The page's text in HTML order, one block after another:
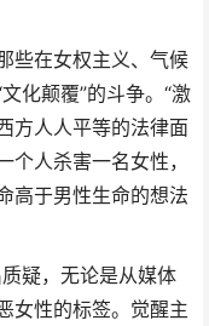
些在女权主义、气候
化颠覆”的斗争。“激
方人人平等的法律面
人杀害一名女性，
高于男性生命的想法
疑，无论是从媒体
女性的标签。觉醒主